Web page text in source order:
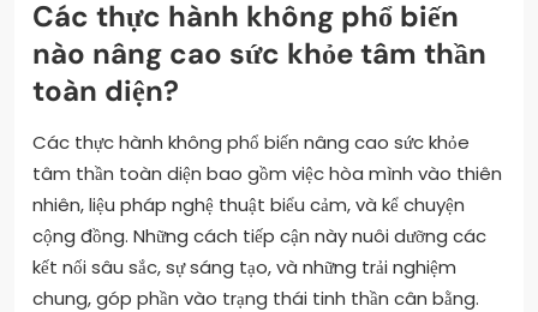
Các thực hành không phổ biến
nào nâng cao sức khỏe tâm thần
toàn diện?
Các thực hành không phổ biến nâng cao sức khỏe
tâm thần toàn diện bao gồm việc hòa mình vào thiên
nhiên, liệu pháp nghệ thuật biểu cảm, và kể chuyện
cộng đồng. Những cách tiếp cận này nuôi dưỡng các
kết nối sâu sắc, sự sáng tạo, và những trải nghiệm
chung, góp phần vào trạng thái tinh thần cân bằng.